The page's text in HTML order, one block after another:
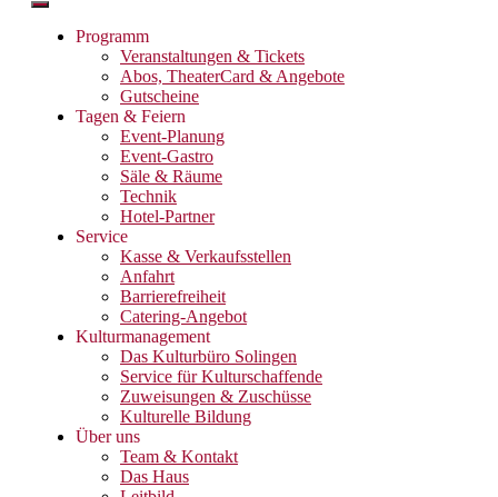
Programm
Veranstaltungen & Tickets
Abos, TheaterCard & Angebote
Gutscheine
Tagen & Feiern
Event-Planung
Event-Gastro
Säle & Räume
Technik
Hotel-Partner
Service
Kasse & Verkaufsstellen
Anfahrt
Barrierefreiheit
Catering-Angebot
Kulturmanagement
Das Kulturbüro Solingen
Service für Kulturschaffende
Zuweisungen & Zuschüsse
Kulturelle Bildung
Über uns
Team & Kontakt
Das Haus